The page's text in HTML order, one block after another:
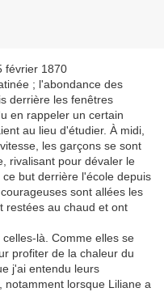
février 1870
; l'abondance des
derrière les fenêtres
en rappeler un certain
au lieu d'étudier. À midi,
les garçons se sont
rivalisant pour dévaler le
but derrière l'école depuis
sont allées les
restées au chaud et ont
là. Comme elles se
profiter de la chaleur du
j'ai entendu leurs
lorsque Liliane a